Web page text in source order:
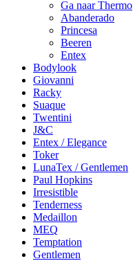
Ga naar Thermo
Abanderado
Princesa
Beeren
Entex
Bodylook
Giovanni
Racky
Suaque
Twentini
J&C
Entex / Elegance
Toker
LunaTex / Gentlemen
Paul Hopkins
Irresistible
Tenderness
Medaillon
MEQ
Temptation
Gentlemen